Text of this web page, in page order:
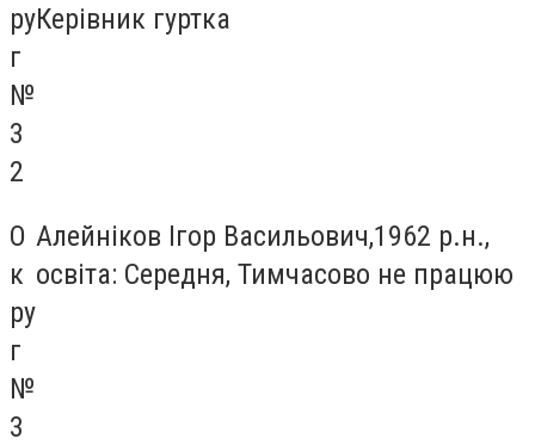
ру
г
№
3
2
Керівник гуртка
О
к
ру
г
№
3
Алейніков Ігор Васильович,1962 р.н.,
освіта: Середня, Тимчасово не працюю